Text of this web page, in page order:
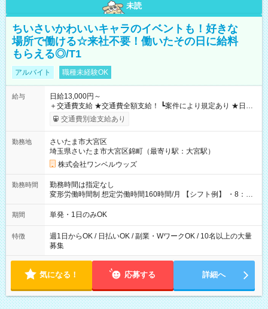
未読
ちいさいかわいいキャラのイベントも！好きな
場所で働ける☆来社不要！働いたその日に給料
もらえる◎/T1
アルバイト 職種未経験OK
給与
日給13,000円～
＋交通費支給 ★交通費全額支給！ ┗案件により規定あり ★日払
いOK！（規定あり） ┗働いたその日に現金GET♪ お仕事後はコ
ンビニATMから 日払い分を引き落とせます！ 【試用期間】試
交通費別途支給あり
勤務地
さいたま市大宮区
埼玉県さいたま市大宮区錦町（最寄り駅：大宮駅）
株式会社ワンベルウッズ
勤務時間
勤務時間は指定なし
変形労働時間制 想定労働時間160時間/月 【シフト例】 ・8：00
～21：00
期間 単発・1日のみOK
特徴
週1日からOK / 日払いOK / 副業・WワークOK / 10名以上の大量
募集
気になる！ 応募する 詳細へ